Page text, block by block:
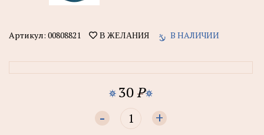
Артикул: 00808821 В ЖЕЛАНИЯ В НАЛИЧИИ
30P
- +